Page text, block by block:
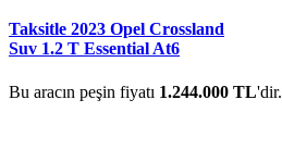
Taksitle 2023 Opel Crossland
Suv 1.2 T Essential At6
Bu aracın peşin fiyatı 1.244.000 TL'dir.